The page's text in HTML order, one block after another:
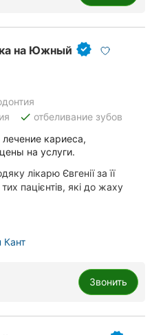
на Южный
done отбеливание зубов
кариеса,
на услуги.
лікарю Євгенії за її
пацієнтів, які до жаху
Звонить